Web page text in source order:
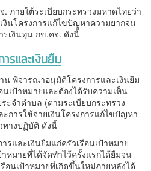
ภายใต้ระเบียบกระทรวงมหาดไทยว่า
งินโครงการแก้ไขปัญหาความยากจน
เงินทุน กข.คจ. ดังนี้
รและเงินยืม
พิจารณาอนุมัติโครงการและเงินยืม
เป้าหมายและต้องได้รับความเห็น
จำตำบล (ตามระเบียบกระทรวง
การใช้จ่ายเงินโครงการแก้ไขปัญหา
ทางปฏิบัติ ดังนี้
และเงินยืมแก่ครัวเรือนเป้าหมาย
หมายที่ได้จัดทำไว้ครั้งแรกได้ยืมจน
อนเป้าหมายที่เกิดขึ้นใหม่ภายหลังได้